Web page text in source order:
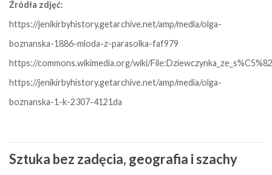
Źródła zdjęć:
https://jenikirbyhistory.getarchive.net/amp/media/olga-
boznanska-1886-mloda-z-parasolka-faf979
https://commons.wikimedia.org/wiki/
https://jenikirbyhistory.getarchive.net/amp/media/olga-
boznanska-1-k-2307-4121da
Sztuka bez zadęcia, geografia i szachy